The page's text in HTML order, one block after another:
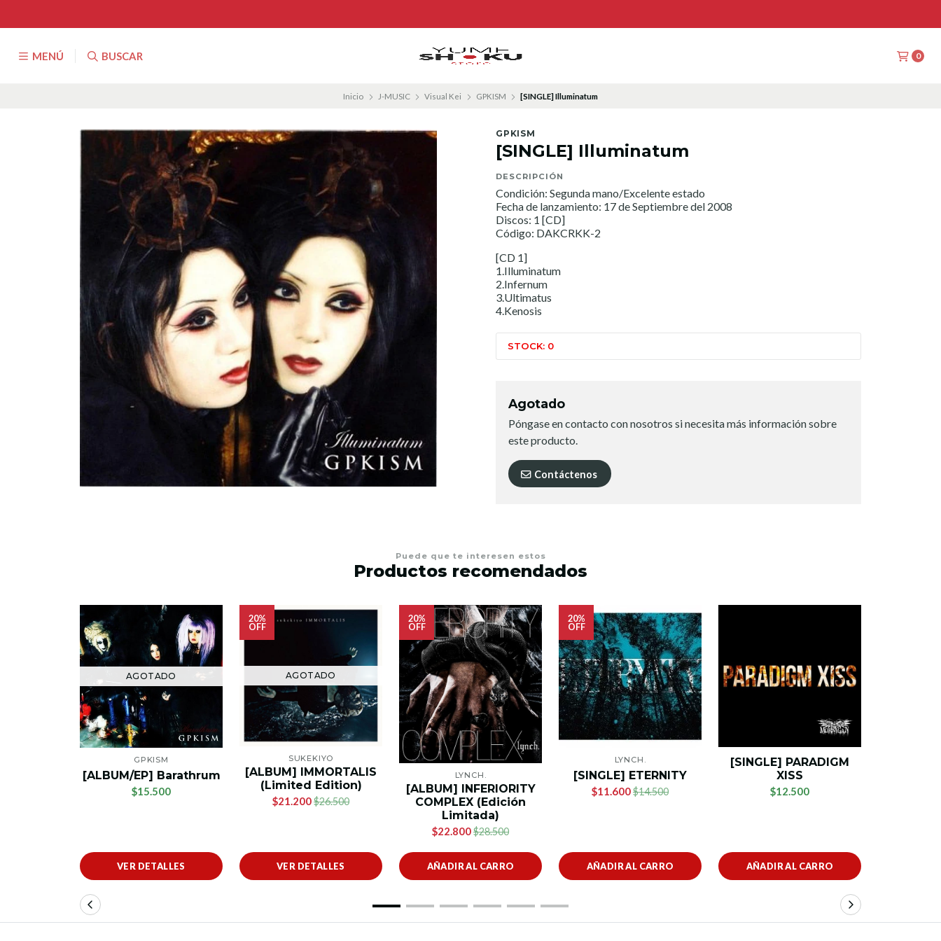
MENÚ BUSCAR 0
Inicio J-MUSIC Visual Kei GPKISM [SINGLE] Illuminatum
GPKISM
[SINGLE] Illuminatum
DESCRIPCIÓN
Condición: Segunda mano/Excelente estado
Fecha de lanzamiento: 17 de Septiembre del 2008
Discos: 1 [CD]
Código: DAKCRKK-2
[CD 1]
1.Illuminatum
2.Infernum
3.Ultimatus
4.Kenosis
STOCK: 0
Agotado
Póngase en contacto con nosotros si necesita más información sobre
este producto.
Contáctenos
Puede que te interesen estos
Productos recomendados
AGOTADO
GPKISM
[ALBUM/EP] Barathrum
$15.500
VER DETALLES
20%
OFF
AGOTADO
SUKEKIYO
[ALBUM] IMMORTALIS
(Limited Edition)
$21.200$26.500
VER DETALLES
20%
OFF
LYNCH.
[ALBUM] INFERIORITY
COMPLEX (Edición
Limitada)
$22.800$28.500
AÑADIR AL CARRO
20%
OFF
LYNCH.
[SINGLE] ETERNITY
$11.600$14.500
AÑADIR AL CARRO
[SINGLE] PARADIGM
XISS
$12.500
AÑADIR AL CARRO